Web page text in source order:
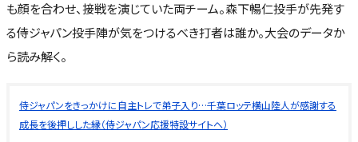
も顔を合わせ、接戦を演じていた両チーム。森下暢仁投手が先発す
る侍ジャパン投手陣が気をつけるべき打者は誰か。大会のデータか
ら読み解く。
侍ジャパンをきっかけに自主トレで弟子入り…千葉ロッテ横山陸人が感謝する
成長を後押しした縁（侍ジャパン応援特設サイトへ）